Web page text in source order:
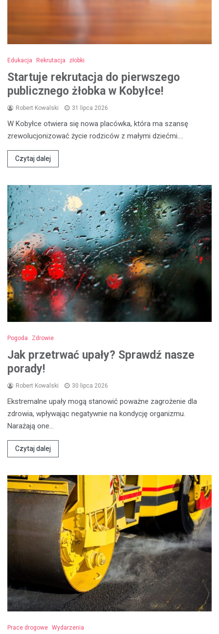
Edukacja Rekrutacja żłobki
Startuje rekrutacja do pierwszego
publicznego żłobka w Kobyłce!
Robert Kowalski 31 lipca 2026
W Kobyłce otwiera się nowa placówka, która ma szansę
zrewolucjonizować życie rodziców z małymi dziećmi.…
Czytaj dalej
Pogoda Zdrowie
Jak przetrwać upały? Sprawdź nasze
porady!
Robert Kowalski 30 lipca 2026
Ekstremalne upały mogą stanowić poważne zagrożenie dla
zdrowia, wpływając negatywnie na kondycję organizmu.
Narażają one…
Czytaj dalej
Prace drogowe Wydarzenia